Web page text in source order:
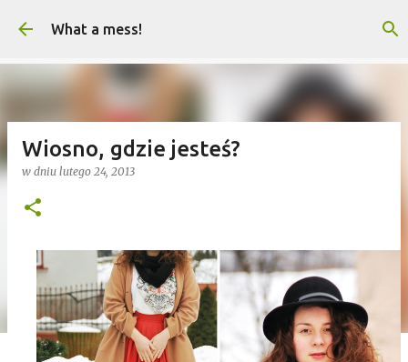
Przejdź do głównej zawartości
What a mess!
Wiosno, gdzie jesteś?
w dniu lutego 24, 2013